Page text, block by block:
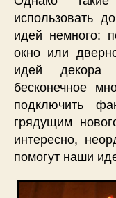
использовать
идей немного:
окно или
идей декора
бесконечное
подключить
грядущим
интересно,
помогут наши